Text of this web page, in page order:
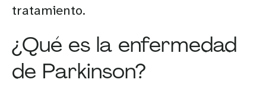
tratamiento.
¿Qué es la enfermedad
de Parkinson?